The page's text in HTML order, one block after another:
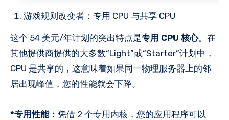
游戏规则改变者：专用 CPU 与共享 CPU
这个 54 美元/年计划的突出特点是专用 CPU 核心。在
其他提供商提供的大多数“Light”或“Starter”计划中，
CPU 是共享的，这意味着如果同一物理服务器上的邻
居出现峰值，您的性能就会下降。
*专用性能： 凭借 2 个专用内核，您的应用程序可以